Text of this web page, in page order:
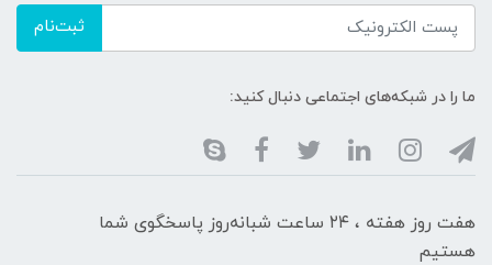
ثبت‌نام
ما را در شبکه‌های اجتماعی دنبال کنید:
هفت روز هفته ، ۲۴ ساعت شبانه‌روز پاسخگوی شما
هستیم